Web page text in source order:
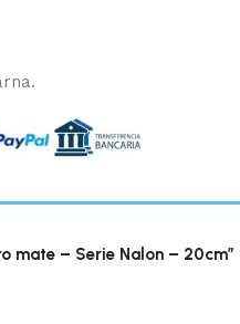
mate – Serie Nalon – 20cm”